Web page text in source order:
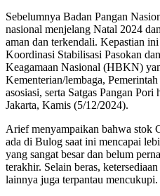
Sebelumnya Badan Pangan
nasional menjelang Natal 2024
aman dan terkendali. Kepastian
Koordinasi Stabilisasi Pasokan
Keagamaan Nasional (HBKN)
Kementerian/lembaga,
asosiasi, serta Satgas Pangan
Jakarta, Kamis (5/12/2024).
Arief menyampaikan bahwa stok
ada di Bulog saat ini mencapai
yang sangat besar dan belum
terakhir. Selain beras,
lainnya juga terpantau mencukupi.